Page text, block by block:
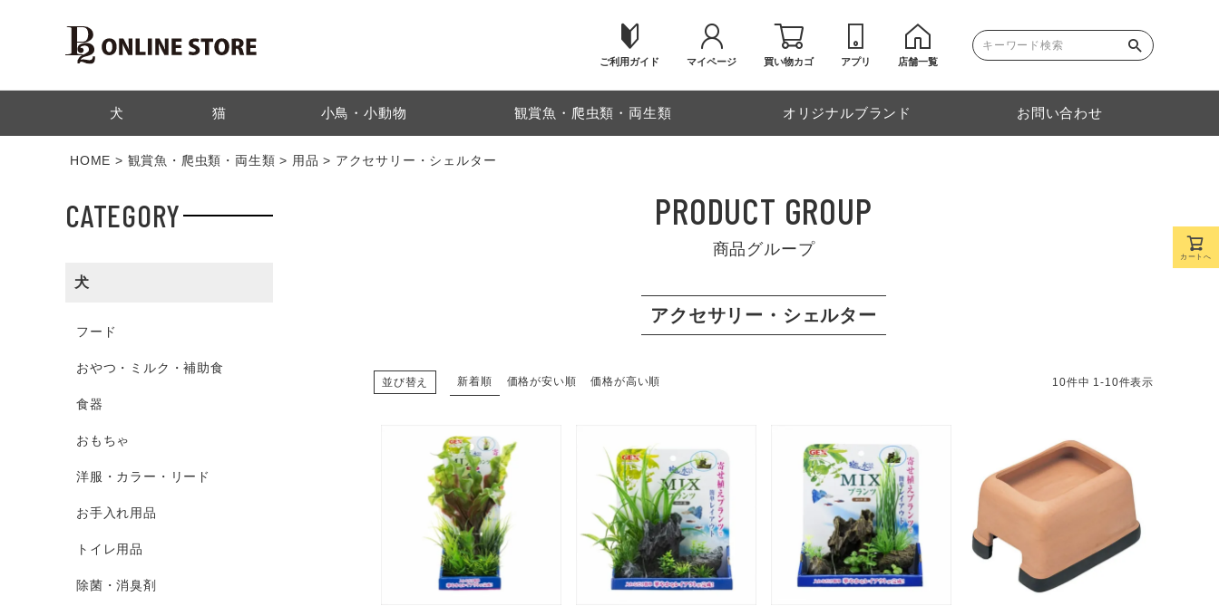
ご利用ガイド マイページ 買い物カゴ アプリ 店舗一覧
検索
犬 猫 小鳥・小動物 観賞魚・爬虫類・両生類 オリジナルブランド お問い合わせ
HOME 観賞魚・爬虫類・両生類 用品 アクセサリー・シェルター
CATEGORY
犬
フード
おやつ・ミルク・補助食
食器
おもちゃ
洋服・カラー・リード
お手入れ用品
トイレ用品
除菌・消臭剤
PRODUCT GROUP
商品グループ
アクセサリー・シェルター
並び替え 新着順 価格が安い順 価格が高い順 10件中 1-10件表示
カートへ